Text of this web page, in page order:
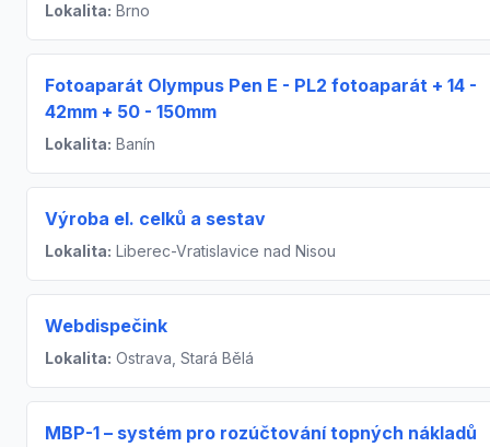
Lokalita: Brno
Fotoaparát Olympus Pen E - PL2 fotoaparát + 14 -
42mm + 50 - 150mm
Lokalita: Banín
Výroba el. celků a sestav
Lokalita: Liberec-Vratislavice nad Nisou
Webdispečink
Lokalita: Ostrava, Stará Bělá
MBP-1 – systém pro rozúčtování topných nákladů